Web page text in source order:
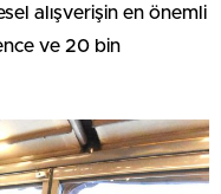
alışverişin en önemli
ve 20 bin